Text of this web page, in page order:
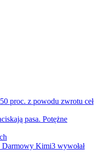
proc. z powodu zwrotu ceł
pasa. Potężne
Kimi3 wywołał